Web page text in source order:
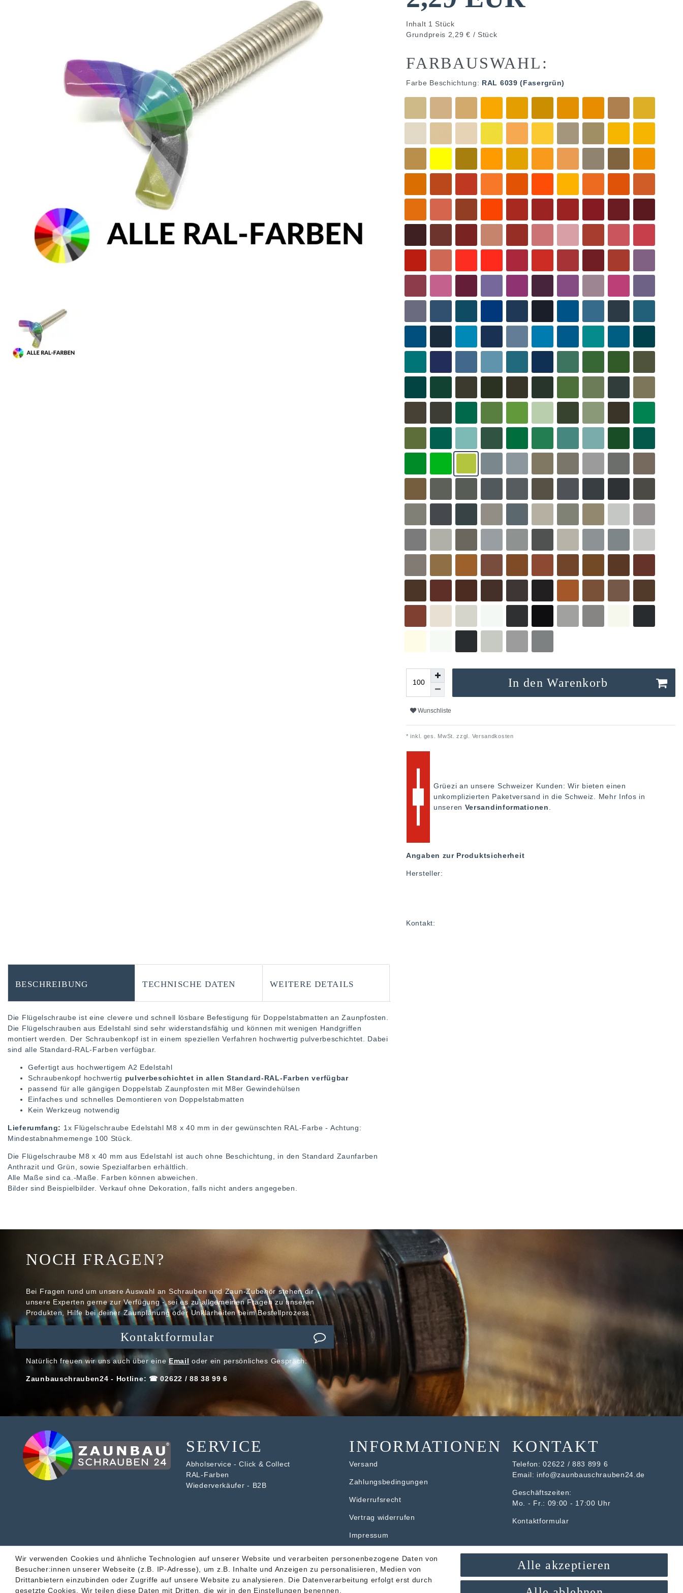
Inhalt 1 Stück
Grundpreis 2,29 € / Stück
FARBAUSWAHL:
Farbe Beschichtung: RAL 6039 (Fasergrün)
In den Warenkorb
Wunschliste
* inkl. ges. MwSt. zzgl. Versandkosten
Grüezi an unsere Schweizer Kunden: Wir bieten einen
unkomplizierten Paketversand in die Schweiz. Mehr Infos in
unseren Versandinformationen
Angaben zur Produktsicherheit
Hersteller:
Kontakt:
BESCHREIBUNG TECHNISCHE DATEN WEITERE DETAILS
Die Flügelschraube ist eine clevere und schnell lösbare Befestigung für Doppelstabmatten an Zaunpfosten.
Die Flügelschrauben aus Edelstahl sind sehr widerstandsfähig und können mit wenigen Handgriffen
montiert werden. Der Schraubenkopf ist in einem speziellen Verfahren hochwertig pulverbeschichtet. Dabei
sind alle Standard-RAL-Farben verfügbar.
Gefertigt aus hochwertigem A2 Edelstahl
Schraubenkopf hochwertig pulverbeschichtet in allen Standard-RAL-Farben verfügbar
passend für alle gängigen Doppelstab Zaunpfosten mit M8er Gewindehülsen
Einfaches und schnelles Demontieren von Doppelstabmatten
Kein Werkzeug notwendig
Lieferumfang: 1x Flügelschraube Edelstahl M8 x 40 mm in der gewünschten RAL-Farbe - Achtung:
Mindestabnahmemenge 100 Stück.
Die Flügelschraube M8 x 40 mm aus Edelstahl ist auch ohne Beschichtung, in den Standard Zaunfarben
Anthrazit und Grün, sowie Spezialfarben erhältlich.
Alle Maße sind ca.-Maße. Farben können abweichen.
Bilder sind Beispielbilder. Verkauf ohne Dekoration, falls nicht anders angegeben.
NOCH FRAGEN?
Bei Fragen rund um unsere Auswahl an Schrauben und Zaun-Zubehör stehen dir
unsere Experten gerne zur Verfügung - sei es zu allgemeinen Fragen zu unseren
Produkten, Hilfe bei deiner Zaunplanung oder Unklarheiten beim Bestellprozess.
Kontaktformular
Natürlich freuen wir uns auch über eine Email oder ein persönliches Gespräch:
Zaunbauschrauben24 - Hotline: ☎ 02622 / 88 38 99 6
SERVICE
Abholservice - Click & Collect
RAL-Farben
Wiederverkäufer - B2B
INFORMATIONEN
Versand
Zahlungsbedingungen
Widerrufsrecht
Vertrag widerrufen
Impressum
AGB
KONTAKT
Telefon:02622 / 883 899 6
Email: info@zaunbauschrauben24.de
Geschäftszeiten:
Mo. - Fr.: 09:00 - 17:00 Uhr
Kontaktformular
Wir verwenden Cookies und ähnliche Technologien auf unserer Website und verarbeiten personenbezogene Daten von
Besucher:innen unserer Webseite (z.B. IP-Adresse), um z.B. Inhalte und Anzeigen zu personalisieren, Medien von
Drittanbietern einzubinden oder Zugriffe auf unsere Website zu analysieren. Die Datenverarbeitung erfolgt erst durch
gesetzte Cookies. Wir teilen diese Daten mit Dritten, die wir in den Einstellungen benennen.
Alle akzeptieren